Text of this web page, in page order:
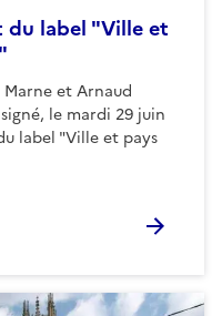
du label "Ville et
et Arnaud
le mardi 29 juin
label "Ville et pays